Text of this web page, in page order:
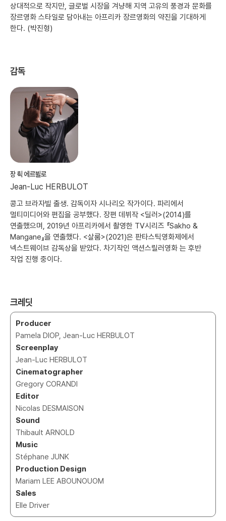
상대적으로 작지만, 글로벌 시장을 겨냥해 지역 고유의 풍경과 문화를
장르영화 스타일로 담아내는 아프리카 장르영화의 약진을 기대하게
한다. (박진형)
감독
장 뤽 에르뷜로
Jean-Luc HERBULOT
콩고 브라자빌 출생. 감독이자 시나리오 작가이다. 파리에서
멀티미디어와 편집을 공부했다. 장편 데뷔작 <딜러>(2014)를
연출했으며, 2019년 아프리카에서 촬영한 TV시리즈 『Sakho &
Mangane』을 연출했다. <살룸>(2021)은 판타스틱영화제에서
넥스트웨이브 감독상을 받았다. 차기작인 액션스릴러영화 는 후반
작업 진행 중이다.
크레딧
Producer
Pamela DIOP, Jean-Luc HERBULOT
Screenplay
Jean-Luc HERBULOT
Cinematographer
Gregory CORANDI
Editor
Nicolas DESMAISON
Sound
Thibault ARNOLD
Music
Stéphane JUNK
Production Design
Mariam LEE ABOUNOUOM
Sales
Elle Driver